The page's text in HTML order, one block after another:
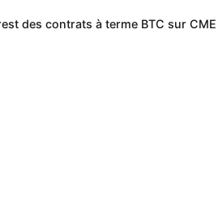
des contrats à terme BTC sur